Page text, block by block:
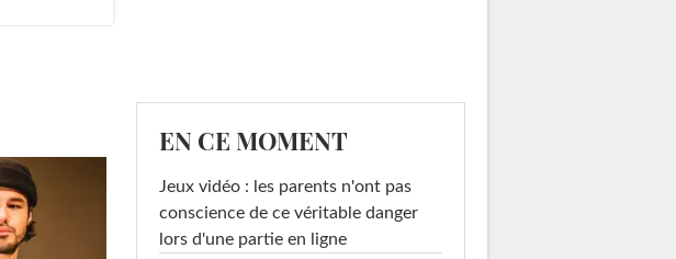
EN CE MOMENT
Jeux vidéo : les parents n'ont pas
conscience de ce véritable danger
lors d'une partie en ligne